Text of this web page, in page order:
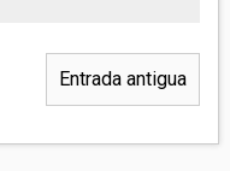
Entrada antigua